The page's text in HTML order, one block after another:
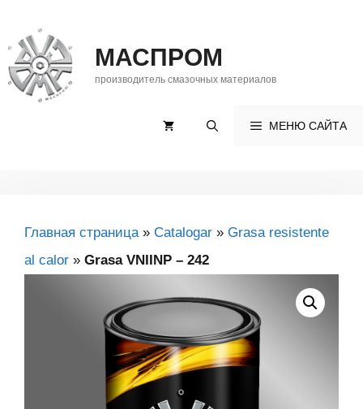
contenido
МАСПРОМ
производитель смазочных материалов
МЕНЮ САЙТА
Главная страница» Catalogar » Grasa resistente
al calor » Grasa VNIINP – 242